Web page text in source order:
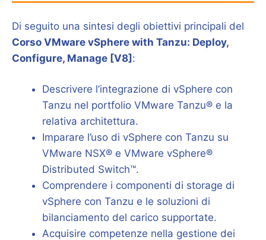
Di seguito una sintesi degli obiettivi principali del
Corso VMware vSphere with Tanzu: Deploy,
Configure, Manage [V8]:
Descrivere l’integrazione di vSphere con
Tanzu nel portfolio VMware Tanzu® e la
relativa architettura.
Imparare l’uso di vSphere con Tanzu su
VMware NSX® e VMware vSphere®
Distributed Switch™.
Comprendere i componenti di storage di
vSphere con Tanzu e le soluzioni di
bilanciamento del carico supportate.
Acquisire competenze nella gestione dei